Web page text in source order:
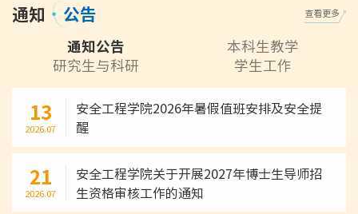
通知 公告 查看更多
通知公告
本科生教学
研究生与科研
学生工作
13
2026.07
安全工程学院2026年暑假值班安排及安全提
醒
21
2026.07
安全工程学院关于开展2027年博士生导师招
生资格审核工作的通知